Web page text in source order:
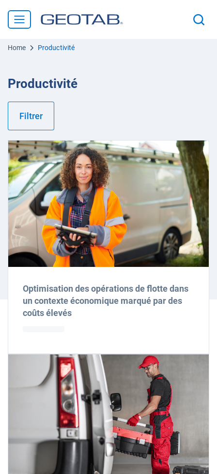
Home Productivité
Productivité
Filtrer
Optimisation des opérations de flotte dans
un contexte économique marqué par des
coûts élevés